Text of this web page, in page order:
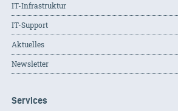
IT-Infrastruktur
IT-Support
Aktuelles
Newsletter
Services